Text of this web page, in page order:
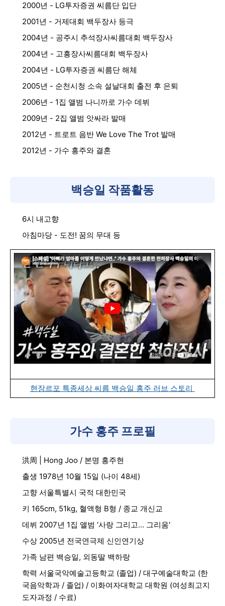
2000년 - LG투자증권 씨름단 입단
2001년 - 거제대회 백두장사 등극
2004년 - 공주시 추석장사씨름대회 백두장사
2004년 - 고흥장사씨름대회 백두장사
2004년 - LG투자증권 씨름단 해체
2005년 - 순천시청 소속 설날대회 출전 후 은퇴
2006년 - 1집 앨범 나니까로 가수 데뷔
2009년 - 2집 앨범 앗싸라 발매
2012년 - 트로트 음반 We Love The Trot 발매
2012년 - 가수 홍주와 결혼
백승일 작품활동
6시 내고향
아침마당 - 도전! 꿈의 무대 등
현장르포 특종세상 씨름 백승일 홍주 러브 스토리
가수 홍주 프로필
洪周 | Hong Joo / 본명 홍주현
출생 1978년 10월 15일 (나이 48세)
고향 서울특별시 국적 대한민국
키 165cm, 51kg, 혈액형 B형 / 종교 개신교
데뷔 2007년 1집 앨범 '사랑 그리고… 그리움'
수상 2005년 전국연극제 신인연기상
가족 남편 백승일, 외동딸 백하랑
학력 서울국악예술고등학교 (졸업) / 대구예술대학교 (한
국음악학과 / 졸업) / 이화여자대학교 대학원 (여성최고지
도자과정 / 수료)